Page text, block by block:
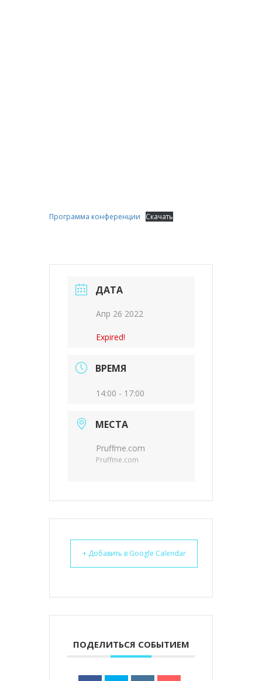
Программа конференции Скачать
ДАТА
Апр 26 2022
Expired!
ВРЕМЯ
14:00 - 17:00
МЕСТА
Pruffme.com
Pruffme.com
+ Добавить в Google Calendar
ПОДЕЛИТЬСЯ СОБЫТИЕМ